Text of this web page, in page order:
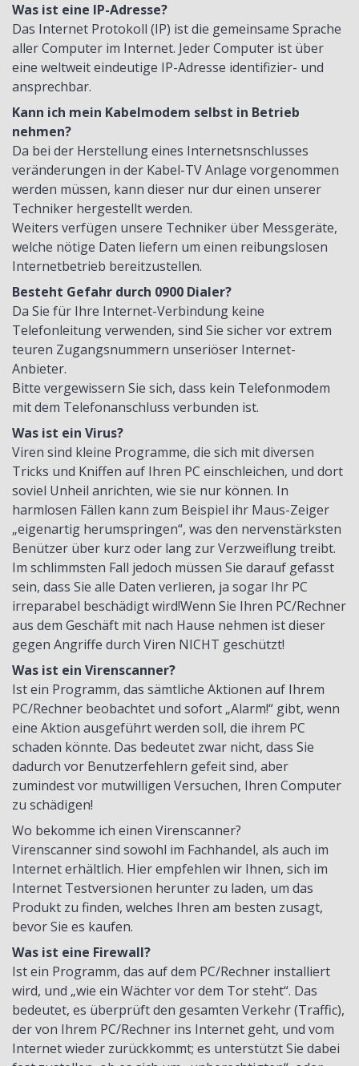
Was ist eine IP-Adresse?
Das Internet Protokoll (IP) ist die gemeinsame Sprache
aller Computer im Internet. Jeder Computer ist über
eine weltweit eindeutige IP-Adresse identifizier- und
ansprechbar.
Kann ich mein Kabelmodem selbst in Betrieb
nehmen?
Da bei der Herstellung eines Internetsnschlusses
veränderungen in der Kabel-TV Anlage vorgenommen
werden müssen, kann dieser nur dur einen unserer
Techniker hergestellt werden.
Weiters verfügen unsere Techniker über Messgeräte,
welche nötige Daten liefern um einen reibungslosen
Internetbetrieb bereitzustellen.
Besteht Gefahr durch 0900 Dialer?
Da Sie für Ihre Internet-Verbindung keine
Telefonleitung verwenden, sind Sie sicher vor extrem
teuren Zugangsnummern unseriöser Internet-
Anbieter.
Bitte vergewissern Sie sich, dass kein Telefonmodem
mit dem Telefonanschluss verbunden ist.
Was ist ein Virus?
Viren sind kleine Programme, die sich mit diversen
Tricks und Kniffen auf Ihren PC einschleichen, und dort
soviel Unheil anrichten, wie sie nur können. In
harmlosen Fällen kann zum Beispiel ihr Maus-Zeiger
„eigenartig herumspringen“, was den nervenstärksten
Benützer über kurz oder lang zur Verzweiflung treibt.
Im schlimmsten Fall jedoch müssen Sie darauf gefasst
sein, dass Sie alle Daten verlieren, ja sogar Ihr PC
irreparabel beschädigt wird!Wenn Sie Ihren PC/Rechner
aus dem Geschäft mit nach Hause nehmen ist dieser
gegen Angriffe durch Viren NICHT geschützt!
Was ist ein Virenscanner?
Ist ein Programm, das sämtliche Aktionen auf Ihrem
PC/Rechner beobachtet und sofort „Alarm!“ gibt, wenn
eine Aktion ausgeführt werden soll, die ihrem PC
schaden könnte. Das bedeutet zwar nicht, dass Sie
dadurch vor Benutzerfehlern gefeit sind, aber
zumindest vor mutwilligen Versuchen, Ihren Computer
zu schädigen!
Wo bekomme ich einen Virenscanner?
Virenscanner sind sowohl im Fachhandel, als auch im
Internet erhältlich. Hier empfehlen wir Ihnen, sich im
Internet Testversionen herunter zu laden, um das
Produkt zu finden, welches Ihren am besten zusagt,
bevor Sie es kaufen.
Was ist eine Firewall?
Ist ein Programm, das auf dem PC/Rechner installiert
wird, und „wie ein Wächter vor dem Tor steht“. Das
bedeutet, es überprüft den gesamten Verkehr (Traffic),
der von Ihrem PC/Rechner ins Internet geht, und vom
Internet wieder zurückkommt; es unterstützt Sie dabei